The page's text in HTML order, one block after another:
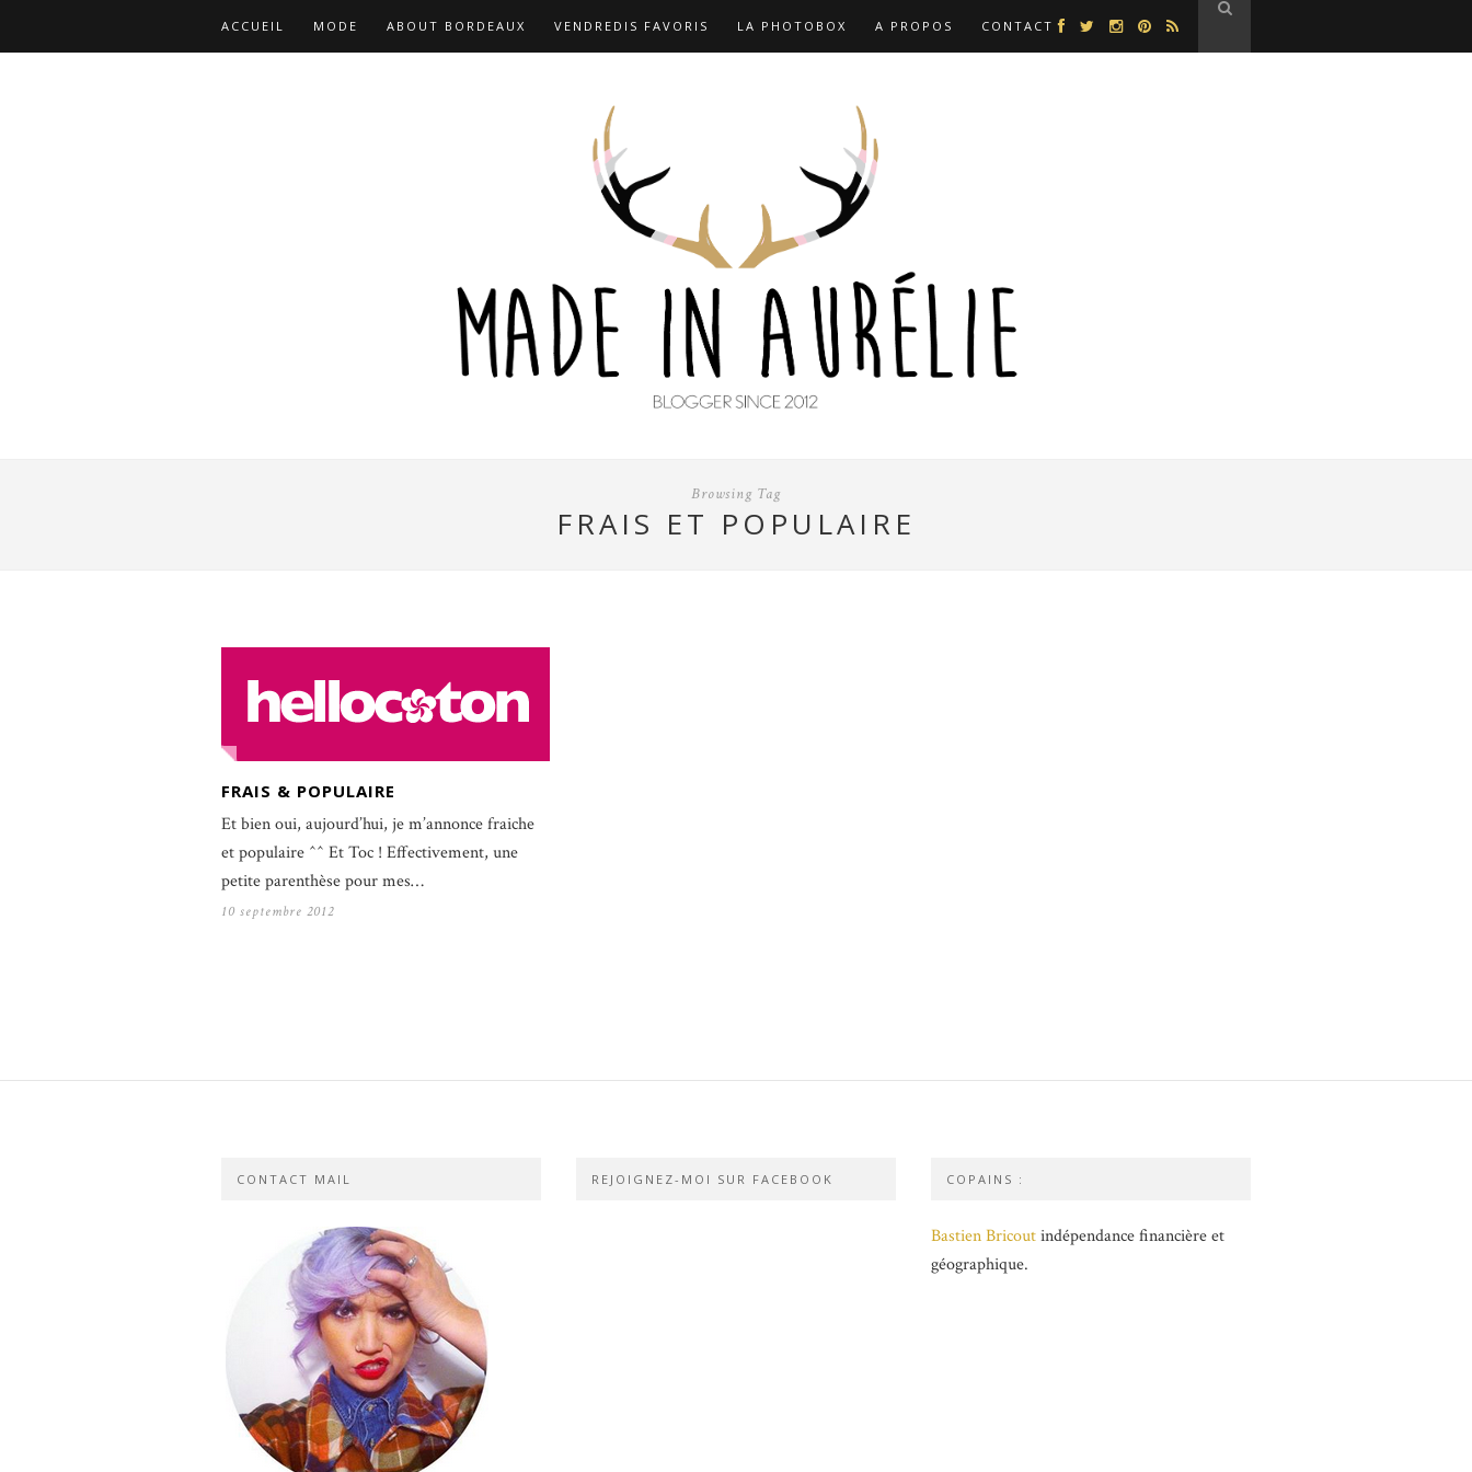
ACCUEIL MODE ABOUT BORDEAUX VENDREDIS FAVORIS LA PHOTOBOX A PROPOS CONTACT
Browsing Tag
FRAIS ET POPULAIRE
FRAIS & POPULAIRE
Et bien oui, aujourd’hui, je m’annonce fraiche
et populaire ^^ Et Toc ! Effectivement, une
petite parenthèse pour mes…
10 septembre 2012
CONTACT MAIL REJOIGNEZ-MOI SUR FACEBOOK COPAINS :
Bastien Bricoutindépendance financière et
géographique.